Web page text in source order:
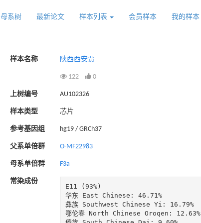
母系树 最新论文 样本列表 会员样本 我的样本
样本名称 陕西西安贾
122 0
上树编号 AU102326
样本类型 芯片
参考基因组 hg19 / GRCh37
父系单倍群 O-MF22983
母系单倍群 F3a
常染成份
E11 (93%)
华东 East Chinese: 46.71%
彝族 Southwest Chinese Yi: 16.79%
鄂伦春 North Chinese Oroqen: 12.63%